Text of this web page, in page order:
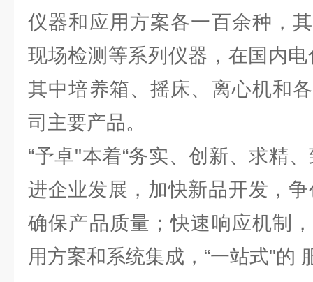
仪器和应用方案各一百余种，
现场检测等系列仪器，在国内
其中培养箱、摇床、离心机和
司主要产品。
“予卓"本着“务实、创新、求精
进企业发展，加快新品开发，
确保产品质量；快速响应机制
用方案和系统集成，“一站式"的